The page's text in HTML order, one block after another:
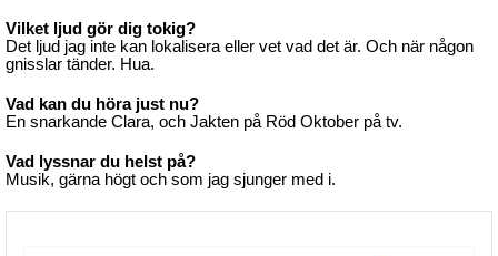
Vilket ljud gör dig tokig?
Det ljud jag inte kan lokalisera eller vet vad det är. Och när någon
gnisslar tänder. Hua.
Vad kan du höra just nu?
En snarkande Clara, och Jakten på Röd Oktober på tv.
Vad lyssnar du helst på?
Musik, gärna högt och som jag sjunger med i.